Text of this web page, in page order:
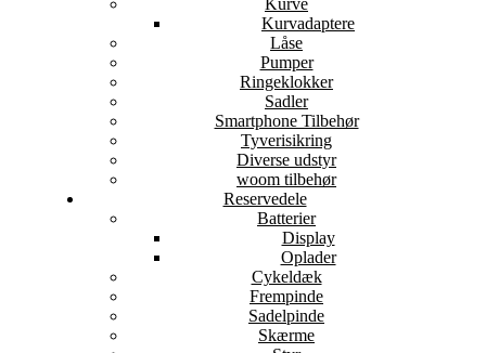
Kurve
Kurvadaptere
Låse
Pumper
Ringeklokker
Sadler
Smartphone Tilbehør
Tyverisikring
Diverse udstyr
woom tilbehør
Reservedele
Batterier
Display
Oplader
Cykeldæk
Frempinde
Sadelpinde
Skærme